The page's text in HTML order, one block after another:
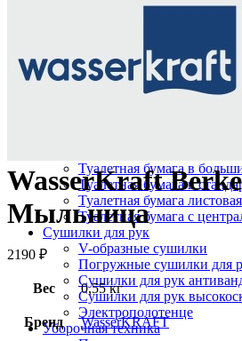
Расходные материалы
Бумажные полотенца в
Бумажные сиденья для
Дезинфицирующие
Жидкое мыло TORK
Картриджи и баллоны
Листовые бумажные
Протирочный материал в
Туалетная бумага в
Туалетная бумага в
Туалетная бумага листовая
Туалетная бумага с
Сушилки для рук
V-образные сушилки
Погружные сушилки для
Сушилки для рук
Сушилки для рук
Электрополотенце
Уборочная техника
WasserKraft
Мыльница
2190 ₽
Вес 0,55 кг
Бренд WasserKRAFT